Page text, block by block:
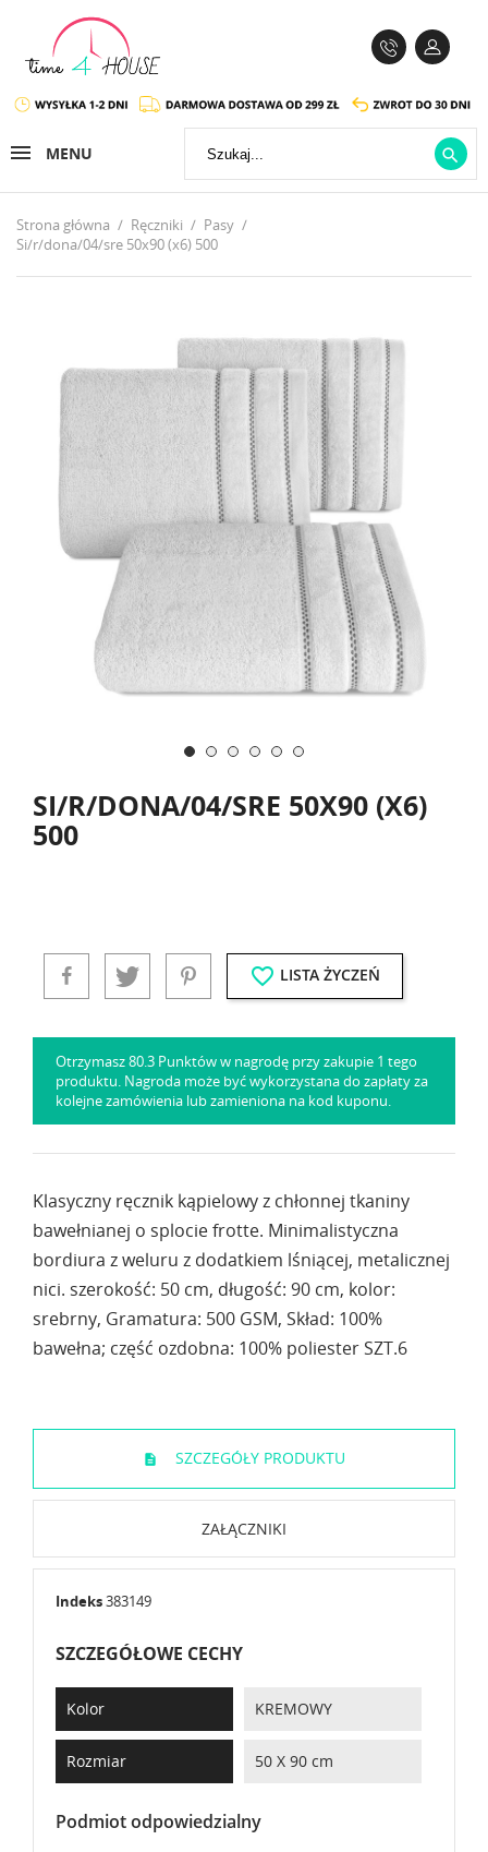
MENU 
Strona główna Ręczniki
Pasy
Si/r/dona/04/sre 50x90 (x6) 500
SI/R/DONA/04/SRE 50X90 (X6)
500
favorite_border LISTA ŻYCZEŃ
Otrzymasz 80.3 Punktów w nagrodę przy zakupie 1 tego
produktu. Nagroda może być wykorzystana do zapłaty za
kolejne zamówienia lub zamieniona na kod kuponu.
Klasyczny ręcznik kąpielowy z chłonnej tkaniny
bawełnianej o splocie frotte. Minimalistyczna
bordiura z weluru z dodatkiem lśniącej, metalicznej
nici. szerokość: 50 cm, długość: 90 cm, kolor:
srebrny, Gramatura: 500 GSM, Skład: 100%
bawełna; część ozdobna: 100% poliester SZT.6
SZCZEGÓŁY PRODUKTU
ZAŁĄCZNIKI
Indeks383149
SZCZEGÓŁOWE CECHY
Kolor KREMOWY
Rozmiar 50 X 90 cm
Podmiot odpowiedzialny